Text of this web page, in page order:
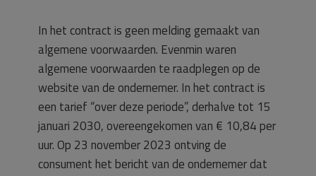
In het contract is geen melding gemaakt van
algemene voorwaarden. Evenmin waren
algemene voorwaarden te raadplegen op de
website van de ondernemer. In het contract is
een tarief “over deze periode”, derhalve tot 15
januari 2030, overeengekomen van € 10,84 per
uur. Op 23 november 2023 ontving de
consument het bericht van de ondernemer dat